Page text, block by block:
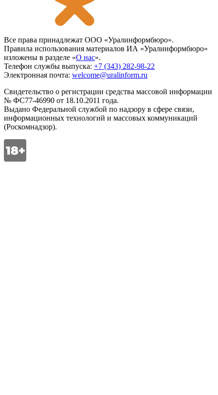
Все права принадлежат ООО «Уралинформбюро».
Правила использования материалов ИА «Уралинформбюро»
изложены в разделе «О нас».
Телефон службы выпуска: +7 (343) 282-98-22
Электронная почта: welcome@uralinform.ru
Свидетельство о регистрации средства массовой информации
№ ФС77-46990 от 18.10.2011 года.
Выдано Федеральной службой по надзору в сфере связи,
информационных технологий и массовых коммуникаций
(Роскомнадзор).